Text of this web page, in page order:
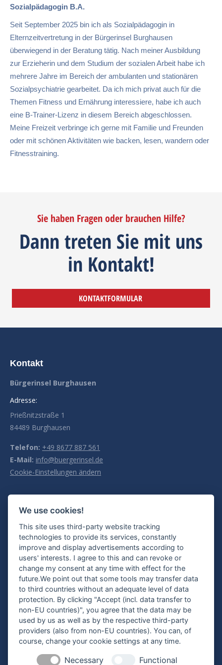
Sozialpädagogin B.A.
Seit September 2025 bin ich als Sozialpädagogin in
Elternzeitvertretung in der Bürgerinsel Burghausen
überwiegend in der Beratung tätig. Nach meiner Ausbildung
zur Erzieherin und dem Studium der sozialen Arbeit habe ich
mehrere Jahre im Bereich der ambulanten und stationären
Sozialpsychiatrie gearbeitet. Da ich mich privat auch für die
Themen Fitness und Ernährung interessiere, habe ich auch
eine B-Trainer-Lizenz in diesem Bereich abgeschlossen.
Meine Freizeit verbringe ich gerne mit Familie und Freunden
oder mit schönen Aktivitäten wie backen, lesen, wandern oder
Fitnesstraining.
Sie haben Fragen oder brauchen Hilfe?
Dann treten Sie mit uns
in Kontakt!
KONTAKTFORMULAR
Kontakt
Bürgerinsel Burghausen
Adresse:
Prießnitzstraße 1
84489 Burghausen
Telefon: +49 8677 887 561
E-Mail: info@buergerinsel.de
Cookie-Einstellungen ändern
Di. 09:00 - 13:00 Uhr und 14:00 - 16:00 Uhr
Mi. 09:00 - 13:00 Uhr
Do. 09:00 - 13:00 Uhr und 14:00 - 18:00 Uhr
Freitag geschlossen
Die letzten Beiträge
Sommerpause: Bürgerinsel und Nachbarschaftshilfe vom
10.08. – 23.08.2026 geschlossen!
5. August 2026
Einladung zur Ideenwerkstatt „Gut älter werden in Burghausen“
We use cookies!
This site uses third-party website tracking
technologies to provide its services, constantly
improve and display advertisements according to
users' interests. I agree to this and can revoke or
change my consent at any time with effect for the
future.We point out that some tools may transfer data
to third countries without an adequate level of data
protection. By clicking "Accept (incl. data transfer to
non-EU countries)", you agree that the data may be
used by us as well as by the respective third-party
providers (also from non-EU countries). You can, of
course, change your cookie settings at any time.
Necessary Functional